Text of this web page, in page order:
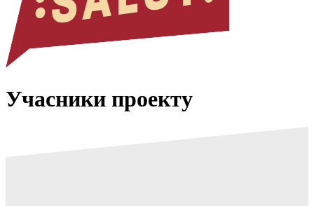
Учасники проекту